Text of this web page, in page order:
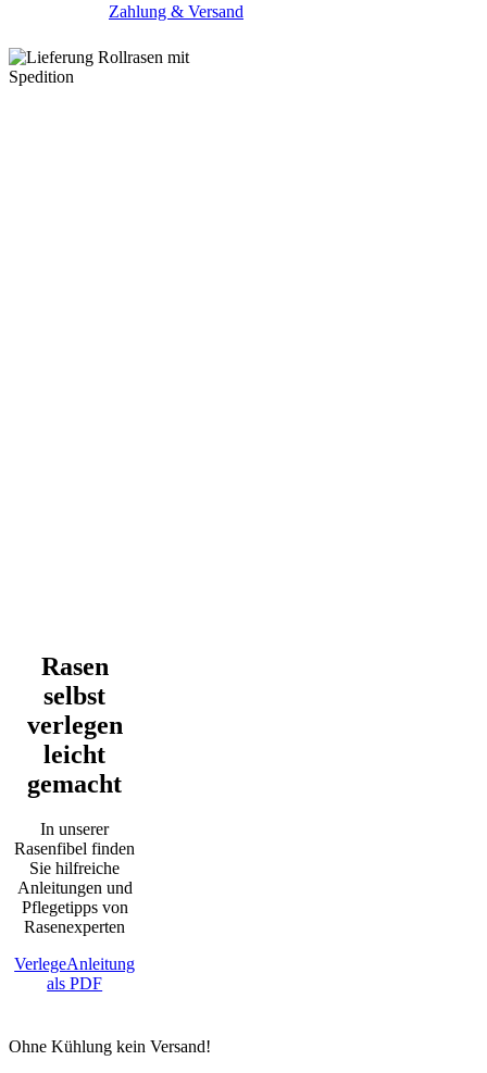
Zahlung & Versand
Rasen
selbst
verlegen
leicht
gemacht
In unserer
Rasenfibel finden
Sie hilfreiche
Anleitungen und
Pflegetipps von
Rasenexperten
VerlegeAnleitung
als PDF
Ohne Kühlung kein Versand!